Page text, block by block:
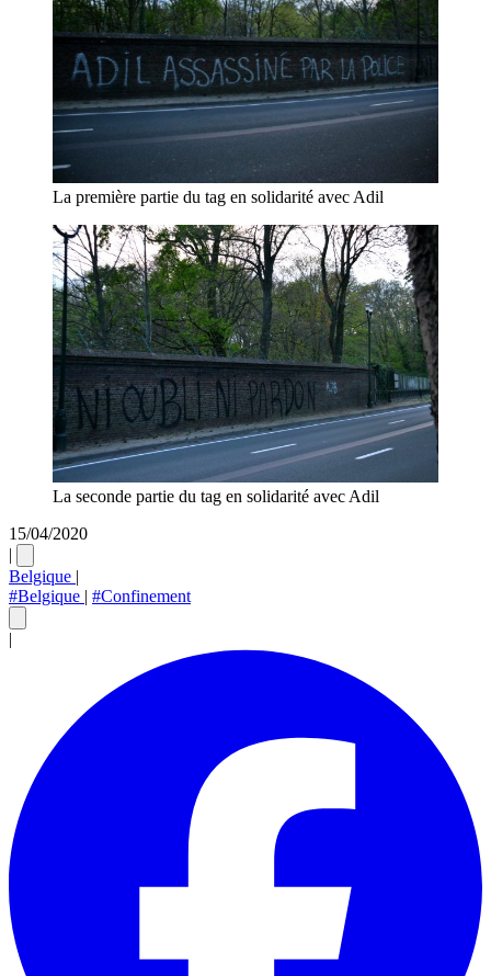
La première partie du tag en solidarité avec Adil
La seconde partie du tag en solidarité avec Adil
15/04/2020
|
Belgique |
#Belgique | #Confinement
|